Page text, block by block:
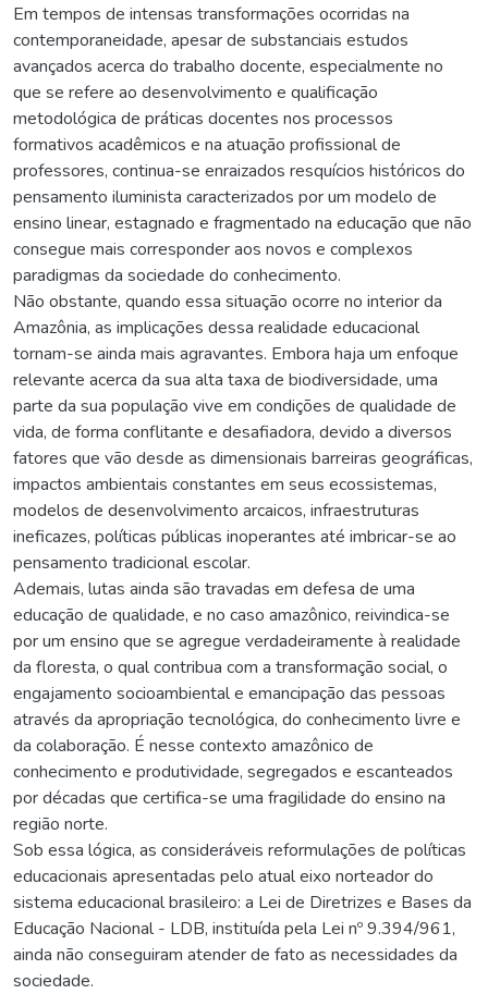
Em tempos de intensas transformações ocorridas na
contemporaneidade, apesar de substanciais estudos
avançados acerca do trabalho docente, especialmente no
que se refere ao desenvolvimento e qualificação
metodológica de práticas docentes nos processos
formativos acadêmicos e na atuação profissional de
professores, continua-se enraizados resquícios históricos do
pensamento iluminista caracterizados por um modelo de
ensino linear, estagnado e fragmentado na educação que não
consegue mais corresponder aos novos e complexos
paradigmas da sociedade do conhecimento.
Não obstante, quando essa situação ocorre no interior da
Amazônia, as implicações dessa realidade educacional
tornam-se ainda mais agravantes. Embora haja um enfoque
relevante acerca da sua alta taxa de biodiversidade, uma
parte da sua população vive em condições de qualidade de
vida, de forma conflitante e desafiadora, devido a diversos
fatores que vão desde as dimensionais barreiras geográficas,
impactos ambientais constantes em seus ecossistemas,
modelos de desenvolvimento arcaicos, infraestruturas
ineficazes, políticas públicas inoperantes até imbricar-se ao
pensamento tradicional escolar.
Ademais, lutas ainda são travadas em defesa de uma
educação de qualidade, e no caso amazônico, reivindica-se
por um ensino que se agregue verdadeiramente à realidade
da floresta, o qual contribua com a transformação social, o
engajamento socioambiental e emancipação das pessoas
através da apropriação tecnológica, do conhecimento livre e
da colaboração. É nesse contexto amazônico de
conhecimento e produtividade, segregados e escanteados
por décadas que certifica-se uma fragilidade do ensino na
região norte.
Sob essa lógica, as consideráveis reformulações de políticas
educacionais apresentadas pelo atual eixo norteador do
sistema educacional brasileiro: a Lei de Diretrizes e Bases da
Educação Nacional - LDB, instituída pela Lei nº 9.394/961,
ainda não conseguiram atender de fato as necessidades da
sociedade.